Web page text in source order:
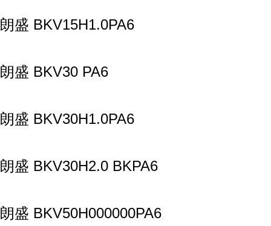
朗盛 BKV15H1.0PA6
朗盛 BKV30 PA6
朗盛 BKV30H1.0PA6
朗盛 BKV30H2.0 BKPA6
朗盛 BKV50H000000PA6